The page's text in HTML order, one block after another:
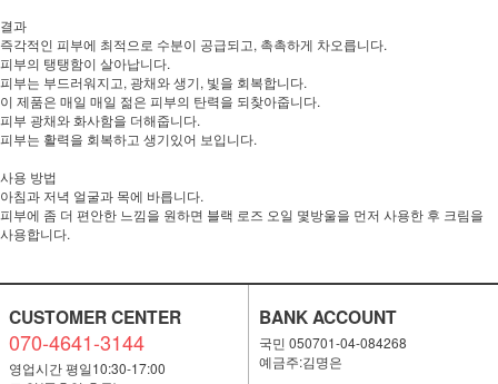
결과
즉각적인 피부에 최적으로 수분이 공급되고, 촉촉하게 차오릅니다.
피부의 탱탱함이 살아납니다.
피부는 부드러워지고, 광채와 생기, 빛을 회복합니다.
이 제품은 매일 매일 젊은 피부의 탄력을 되찾아줍니다.
피부 광채와 화사함을 더해줍니다.
피부는 활력을 회복하고 생기있어 보입니다.
사용 방법
아침과 저녁 얼굴과 목에 바릅니다.
피부에 좀 더 편안한 느낌을 원하면 블랙 로즈 오일 몇방울을 먼저 사용한 후 크림을
사용합니다.
CUSTOMER CENTER
070-4641-3144
영업시간 평일10:30-17:00
BANK ACCOUNT
국민 050701-04-084268
예금주:김명은